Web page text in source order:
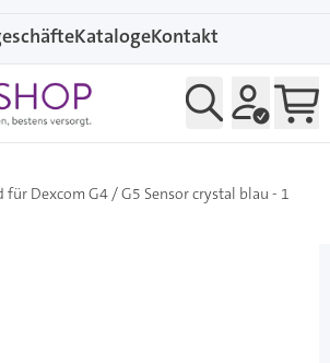
KatalogeKontakt
für Dexcom G4 / G5 Sensor crystal blau - 1